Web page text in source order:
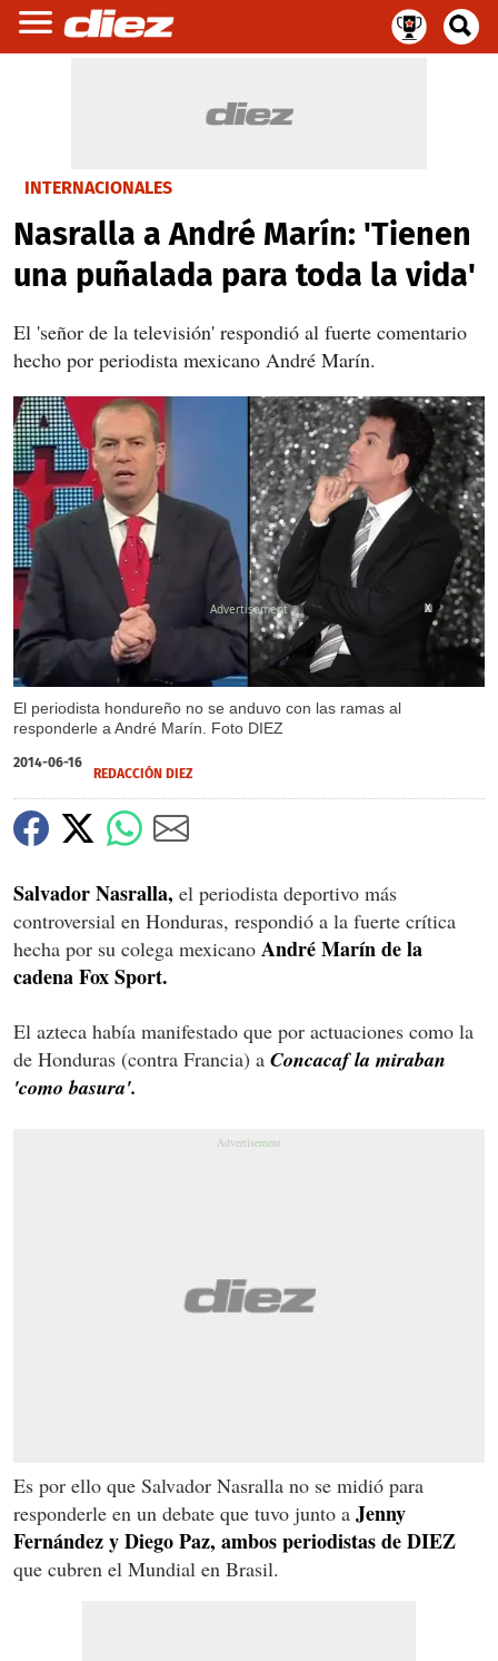
INTERNACIONALES
Nasralla a André Marín: 'Tienen
una puñalada para toda la vida'
El 'señor de la televisión' respondió al fuerte comentario
hecho por periodista mexicano André Marín.
El periodista hondureño no se anduvo con las ramas al
responderle a André Marín. Foto DIEZ
X
2014-06-16
REDACCIÓN DIEZ
Salvador Nasralla, el periodista deportivo más
controversial en Honduras, respondió a la fuerte crítica
hecha por su colega mexicano André Marín de la
cadena Fox Sport.
El azteca había manifestado que por actuaciones como la
de Honduras (contra Francia) a Concacaf la miraban
'como basura'.
Es por ello que Salvador Nasralla no se midió para
responderle en un debate que tuvo junto a Jenny
Fernández y Diego Paz, ambos periodistas de DIEZ
que cubren el Mundial en Brasil.